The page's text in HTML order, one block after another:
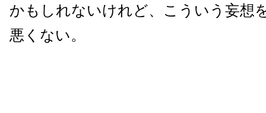
かもしれないけれど、こういう妄想
悪くない。